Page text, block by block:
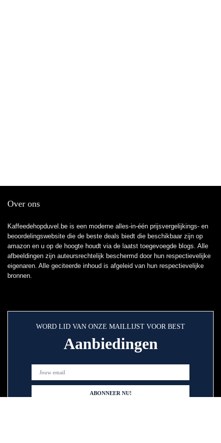
Over ons
Kaffeedehopduvel.be is een moderne alles-in-één prijsvergelijkings- en
beoordelingswebsite die de beste deals biedt die beschikbaar zijn op
amazon en u op de hoogte houdt via de laatst toegevoegde blogs. Alle
afbeeldingen zijn auteursrechtelijk beschermd door hun respectievelijke
eigenaren. Alle geciteerde inhoud is afgeleid van hun respectievelijke
bronnen.
WORD LID VAN ONZE MAILLIJST VOOR BEST
Aanbiedingen